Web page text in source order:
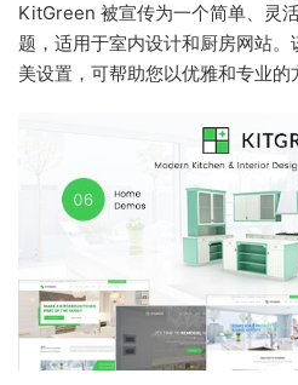
KitGreen 被宣传为一个简单、灵
题，适用于室内设计和厨房网站
美设置，可帮助您以优雅和专业的